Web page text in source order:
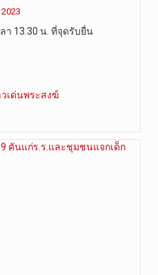
า 13.30 น. ที่จุดรับยื่น
เด่นพระสงฆ์